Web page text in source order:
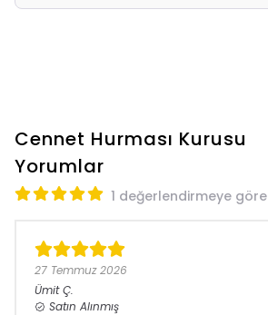
Cennet Hurması Kurusu
Yorumlar
1 değerlendirmeye göre
27 Temmuz 2026
ÜmitÇ.
Satın Alınmış